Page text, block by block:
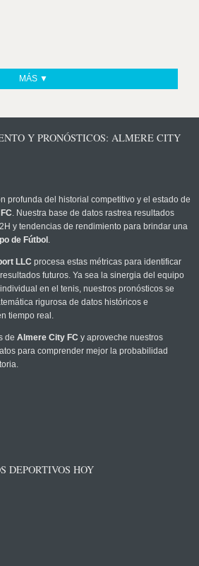
MÁS ▼
Y PRONÓSTICOS: ALMERE CITY
profunda del historial competitivo y el estado de
. Nuestra base de datos rastrea resultados
y tendencias de rendimiento para brindar una
de Fútbol .
LLC procesa estas métricas para identificar
futuros. Ya sea la sinergia del equipo
en el tenis, nuestros pronósticos se
rigurosa de datos históricos e
tiempo real.
de Almere City FC y aproveche nuestros
para comprender mejor la probabilidad
DEPORTIVOS HOY